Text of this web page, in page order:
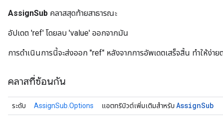
AssignSub คลาสสุดท้ายสาธารณะ
อัปเดต 'ref' โดยลบ 'value' ออกจากมัน
การดำเนินการนี้จะส่งออก "ref" หลังจากการอัพเดตเสร็จสิ้น ทำให้ง่าย
คลาสที่ซ้อนกัน
ระดับ AssignSub.Options แอตทริบิวต์เพิ่มเติมสำหรับ AssignSub